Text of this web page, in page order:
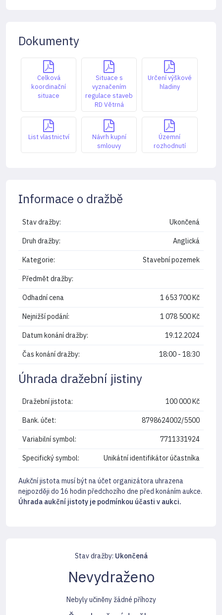
Dokumenty
Celková
koordinační
situace
Situace s
vyznačením
regulace staveb
RD Větrná
Určení výškové
hladiny
List vlastnictví
Návrh kupní
smlouvy
Územní
rozhodnutí
Informace o dražbě
Stav dražby: Ukončená
Druh dražby: Anglická
Kategorie: Stavební pozemek
Předmět dražby:
Odhadní cena 1 653 700 Kč
Nejnižší podání: 1 078 500 Kč
Datum konání dražby: 19.12.2024
Čas konání dražby: 18:00 - 18:30
Úhrada dražební jistiny
Dražební jistota: 100 000 Kč
Bank. účet: 8798624002/5500
Variabilní symbol: 7711331924
Specifický symbol: Unikátní identifikátor účastníka
Aukční jistota musí být na účet organizátora uhrazena
nejpozději do 16 hodin předchozího dne před konáním aukce.
Úhrada aukční jistoty je podmínkou účasti v aukci.
Stav dražby: Ukončená
Nevydraženo
Nebyly učiněny žádné příhozy